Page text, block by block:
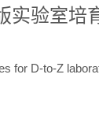
实验室培
for D-to-Z